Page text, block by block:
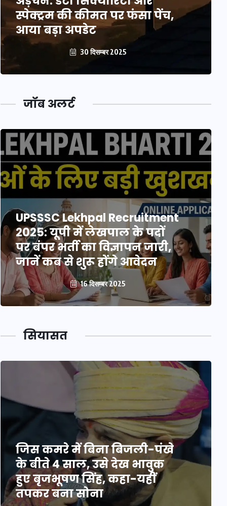
स्पेक्ट्रम की कीमत पर फंसा पेंच,
आया बड़ा अपडेट
30 दिसम्बर 2025
जॉब अलर्ट
UPSSSC Lekhpal Recruitment
2025: यूपी में लेखपाल के पदों
पर बंपर भर्ती का विज्ञापन जारी,
जानें कब से शुरू होंगे आवेदन
16 दिसम्बर 2025
सियासत
जिस कमरे में बिना बिजली-पंखे
के बीते 4 साल, उसे देख भावुक
हुए बृजभूषण सिंह, कहा-यहीं
तपकर बना सोना